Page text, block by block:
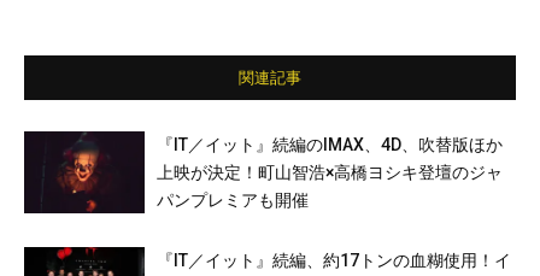
関連記事
『IT／イット』続編のIMAX、4D、吹替版ほか
上映が決定！町山智浩×高橋ヨシキ登壇のジャ
パンプレミアも開催
『IT／イット』続編、約17トンの血糊使用！イ